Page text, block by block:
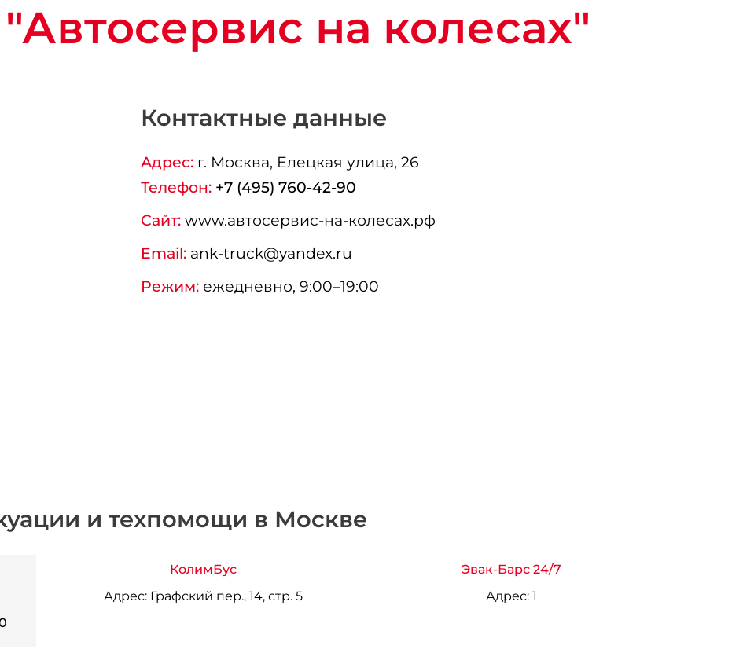
на колесах"
Контактные данные
Адрес:г. Москва, Елецкая улица, 26
Телефон: +7 (495) 760-42-90
Сайт:www.автосервис-на-колесах.рф
Email:ank-truck@yandex.ru
Режим:ежедневно, 9:00–19:00
и техпомощи в Москве
КолимБус
Адрес: Графский пер., 14, стр. 5
Эвак-Барс 24/7
Адрес:1